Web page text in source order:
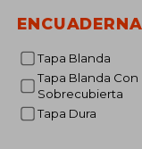
Tapa Blanda
Tapa Blanda Con
Sobrecubierta
Tapa Dura